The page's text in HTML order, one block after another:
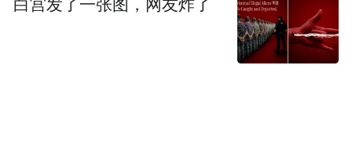
白宫发了一张图，网友炸了